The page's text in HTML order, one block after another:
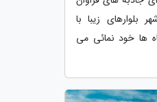
بلوارهای زیبا با
ها خود نمائی می